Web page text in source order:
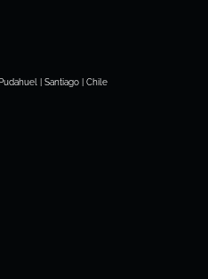
| Santiago | Chile